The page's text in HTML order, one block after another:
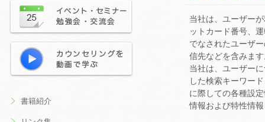
書籍紹介
当社は、ユーザー
ットカード番号、
でなされたユーザ
信先などを含みま
当社は、ユーザー
した検索キーワー
に際しての各種設
情報および特性情